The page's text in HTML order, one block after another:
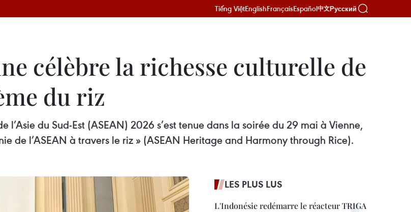
Tiếng ViệtEnglishFrançaisEspañol中文Русский
célèbre la richesse culturelle de
du riz
l’Asie du Sud-Est (ASEAN) 2026 s’est tenue dans la soirée du 29 mai à Vienne,
de l’ASEAN à travers le riz » (ASEAN Heritage and Harmony through Rice).
LES PLUS LUS
L'Indonésie redémarre le réacteur TRIGA